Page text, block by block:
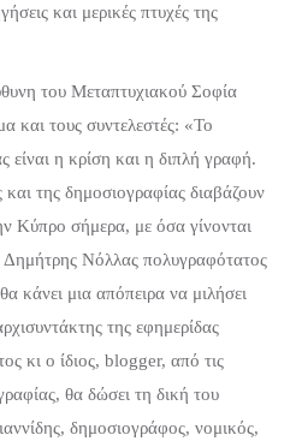
και μερικές πτυχές της
του Μεταπτυχιακού Σοφία
και τους συντελεστές: «Το
είναι η κρίση και η διπλή γραφή.
της δημοσιογραφίας διαβάζουν
Κύπρο σήμερα, με όσα γίνονται
Δημήτρης Νόλλας πολυγραφότατος
κάνει μια απόπειρα να μιλήσει
της εφημερίδας
κι ο ίδιος, blogger, από τις
θα δώσει τη δική του
δημοσιογράφος, νομικός,